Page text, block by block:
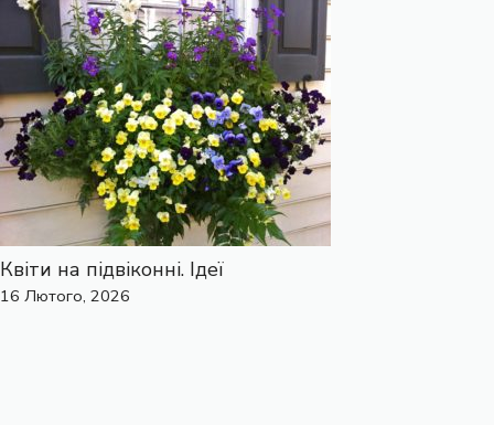
Квіти на підвіконні. Ідеї
16 Лютого, 2026